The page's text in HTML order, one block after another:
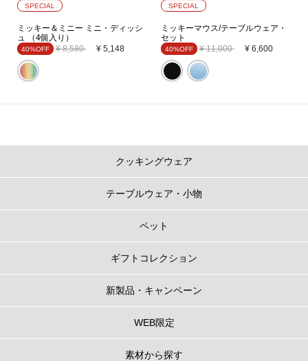
SPECIAL
ミッキー＆ミニー ミニ・ディッシ
ュ （4個入り）
40%OFF Price reduced from
¥ 8,580to ¥ 5,148
SPECIAL
ミッキーマウス/テーブルウェア・
セット
40%OFF Price reduced from
¥ 11,000to ¥ 6,600
クッキングウェア
テーブルウェア・小物
ペット
ギフトコレクション
新製品・キャンペーン
WEB限定
素材から探す